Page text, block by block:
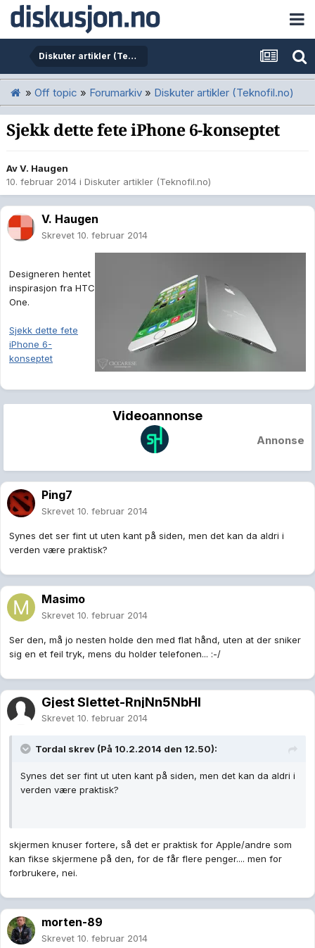
Diskuter artikler (Teknofil.no)
» Off topic » Forumarkiv » Diskuter artikler (Teknofil.no)
Sjekk dette fete iPhone 6-konseptet
AvV. Haugen
10. februar 2014 i Diskuter artikler (Teknofil.no)
V. Haugen
Skrevet 10. februar 2014
Designeren hentet
inspirasjon fra HTC
One.
Sjekk dette fete
iPhone 6-
konseptet
Videoannonse
Annonse
Ping7
Skrevet 10. februar 2014
Synes det ser fint ut uten kant på siden, men det kan da aldri i
verden være praktisk?
Masimo
Skrevet 10. februar 2014
Ser den, må jo nesten holde den med flat hånd, uten at der sniker
sig en et feil tryk, mens du holder telefonen... :-/
Gjest Slettet-RnjNn5NbHl
Skrevet 10. februar 2014
Tordal skrev (På 10.2.2014 den 12.50):
Synes det ser fint ut uten kant på siden, men det kan da aldri i
verden være praktisk?
skjermen knuser fortere, så det er praktisk for Apple/andre som
kan fikse skjermene på den, for de får flere penger.... men for
forbrukere, nei.
morten-89
Skrevet 10. februar 2014